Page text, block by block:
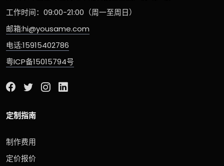
工作时间：09:00-21:00（周一至周日）
邮箱:hi@yousame.com
电话:15915402786
粤ICP备15015794号
定制指南
制作费用
定价报价